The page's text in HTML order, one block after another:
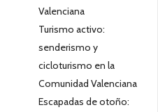
Valenciana
Turismo activo:
senderismo y
cicloturismo en la
Comunidad Valenciana
Escapadas de otoño: